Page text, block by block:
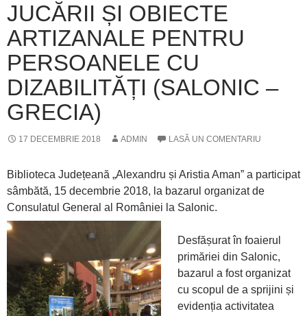
JUCĂRII ȘI OBIECTE
ARTIZANALE PENTRU
PERSOANELE CU
DIZABILITĂȚI (SALONIC –
GRECIA)
17 DECEMBRIE 2018 ADMIN LASĂ UN COMENTARIU
Biblioteca Județeană „Alexandru și Aristia Aman” a participat
sâmbătă, 15 decembrie 2018, la bazarul organizat de
Consulatul General al României la Salonic.
Desfășurat în foaierul
primăriei din Salonic,
bazarul a fost organizat
cu scopul de a sprijini și
evidenția activitatea